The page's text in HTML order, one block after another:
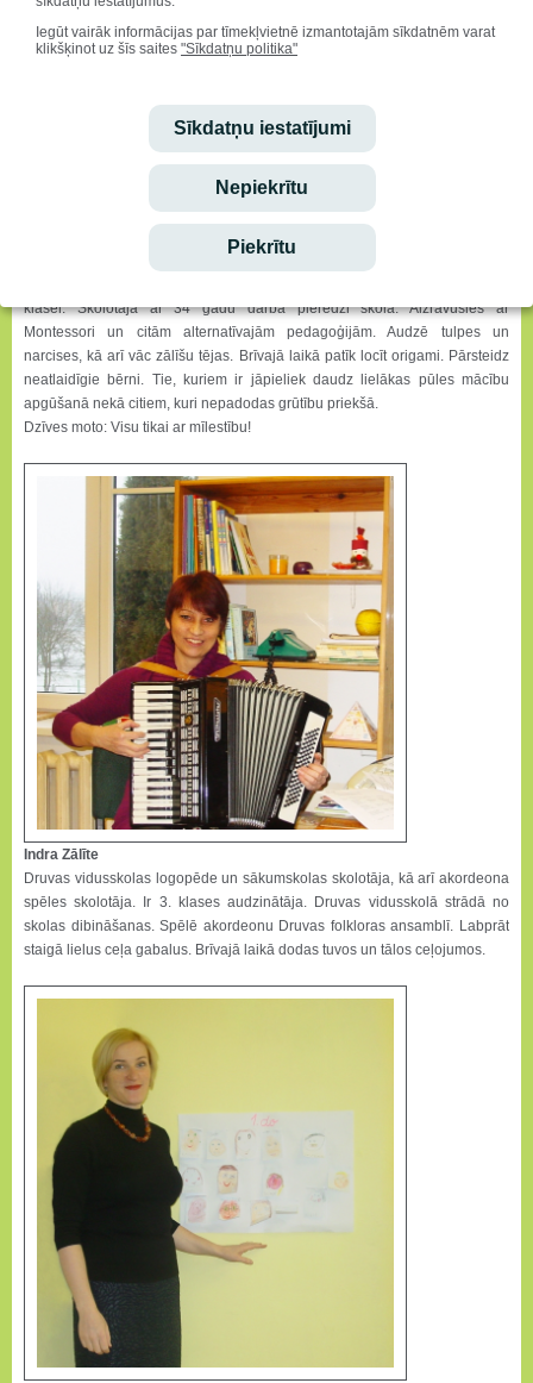
Iegūt vairāk informācijas par tīmekļvietnē izmantotajām sīkdatnēm varat
klikšķinot uz šīs saites "Sīkdatņu politika"
Sīkdatņu iestatījumi
Nepiekrītu
Piekrītu
klasei. Skolotāja ar 34 gadu darba pieredzi skolā. Aizrāvusies ar
Montessori un citām alternatīvajām pedagoģijām. Audzē tulpes un
narcises, kā arī vāc zālīšu tējas. Brīvajā laikā patīk locīt origami. Pārsteidz
neatlaidīgie bērni. Tie, kuriem ir jāpieliek daudz lielākas pūles mācību
apgūšanā nekā citiem, kuri nepadodas grūtību priekšā.
Dzīves moto: Visu tikai ar mīlestību!
Indra Zālīte
Druvas vidusskolas logopēde un sākumskolas skolotāja, kā arī akordeona
spēles skolotāja. Ir 3. klases audzinātāja. Druvas vidusskolā strādā no
skolas dibināšanas. Spēlē akordeonu Druvas folkloras ansamblī. Labprāt
staigā lielus ceļa gabalus. Brīvajā laikā dodas tuvos un tālos ceļojumos.